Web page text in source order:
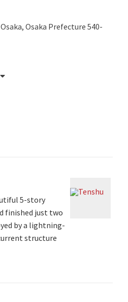
Osaka Prefecture 540-
5-story
finished just two
by a lightning-
structure